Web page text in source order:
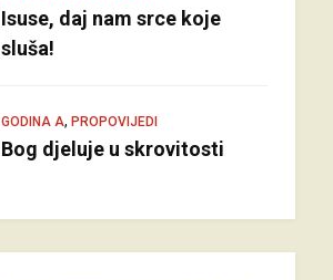
Isuse, daj nam srce koje
sluša!
GODINA A, PROPOVIJEDI
Bog djeluje u skrovitosti